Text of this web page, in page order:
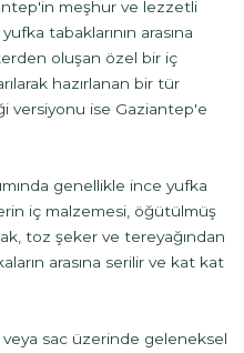
meşhur ve lezzetli
tabaklarının arasına
oluşan özel bir iç
hazırlanan bir tür
versiyonu ise Gaziantep'e
genellikle ince yufka
iç malzemesi, öğütülmüş
toz şeker ve tereyağından
arasına serilir ve kat kat
veya sac üzerinde geleneksel